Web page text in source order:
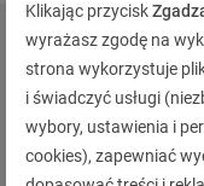
Polecane
Klikając przycisk
wyrażasz zgodę na
strona wykorzystuje
i świadczyć usługi
wybory, ustawienia i
cookies), zapewniać